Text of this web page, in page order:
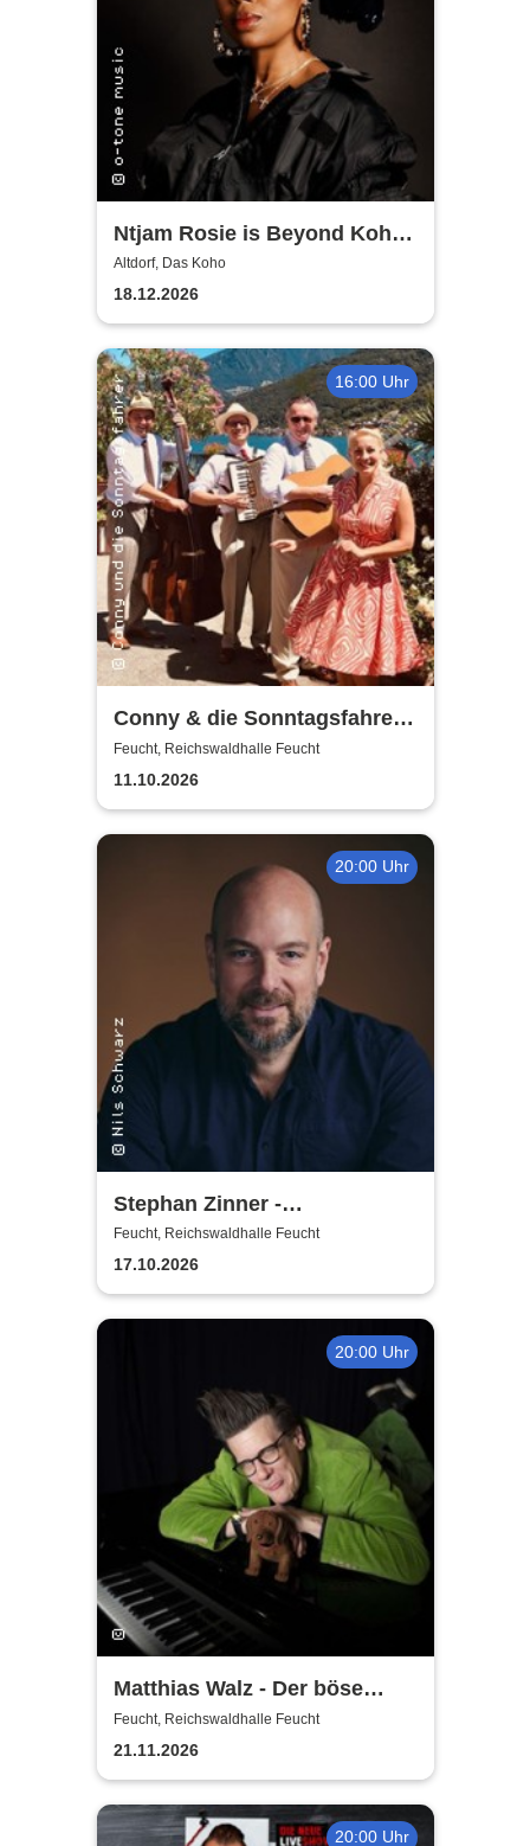
Ntjam Rosie is Beyond Koho
Altdorf
Altdorf, Das Koho
18.12.2026
16:00 Uhr
Conny & die Sonntagsfahrer -
Musik liegt in der Luft
Feucht, Reichswaldhalle Feucht
11.10.2026
20:00 Uhr
Stephan Zinner -
Prachtexemplar
Feucht, Reichswaldhalle Feucht
17.10.2026
20:00 Uhr
Matthias Walz - Der böse
Mann am Klavier
Feucht, Reichswaldhalle Feucht
21.11.2026
20:00 Uhr